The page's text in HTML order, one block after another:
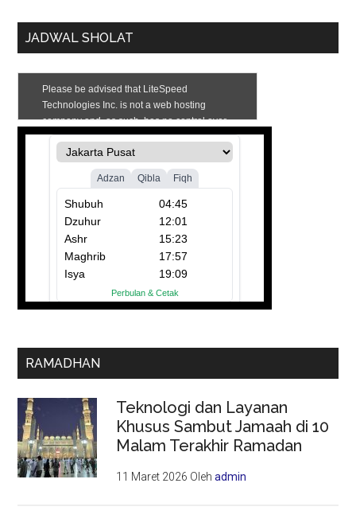
JADWAL SHOLAT
RAMADHAN
Teknologi dan Layanan
Khusus Sambut Jamaah di 10
Malam Terakhir Ramadan
11 Maret 2026 Olehadmin